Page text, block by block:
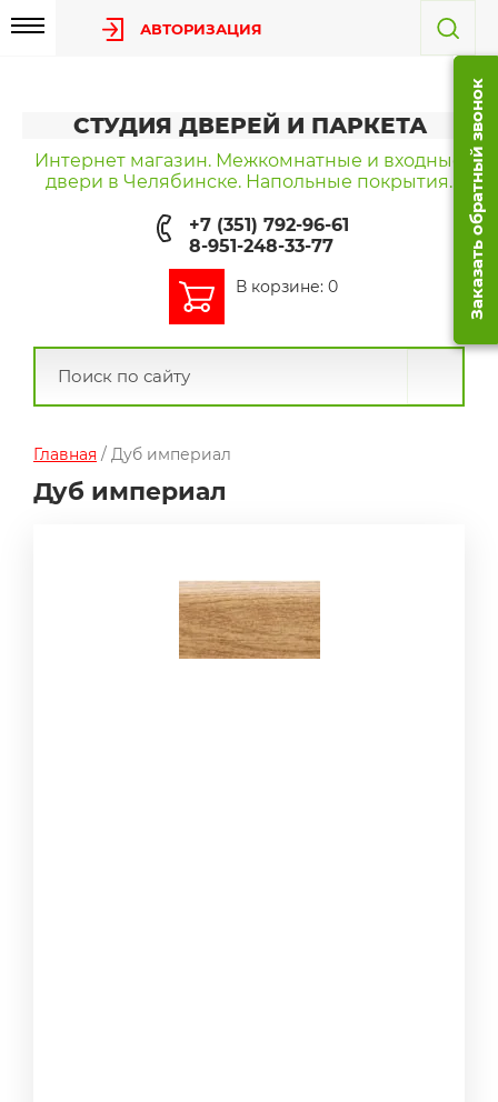
Заказать обратный звонок
АВТОРИЗАЦИЯ
СТУДИЯ ДВЕРЕЙ И ПАРКЕТА
Интернет магазин. Межкомнатные и входные
двери в Челябинске. Напольные покрытия.
+7 (351) 792-96-61
8-951-248-33-77
В корзине: 0
Главная / Дуб империал
Дуб империал